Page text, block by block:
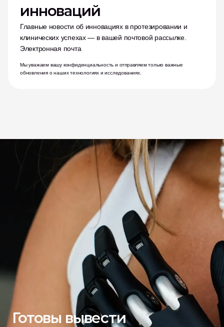
инноваций
Главные новости об инновациях в протезировании и
клинических успехах — в вашей почтовой рассылке.
Электронная почта
Мы уважаем вашу конфиденциальность и отправляем только важные
обновления о наших технологиях и исследованиях.
Готовы вывести